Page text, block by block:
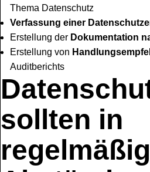
Thema Datenschutz
Verfassung einer
Erstellung der Dokumentation
Erstellung von
Auditberichts
sollten in